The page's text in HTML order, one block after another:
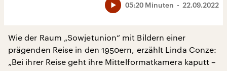
22.09.2022
05:20 Minuten
Wie der Raum „Sowjetunion“ mit Bildern einer
prägenden Reise in den 1950ern, erzählt Linda Conze:
„Bei ihrer Reise geht ihre Mittelformatkamera kaputt –